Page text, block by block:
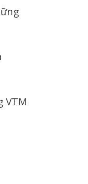
VTM